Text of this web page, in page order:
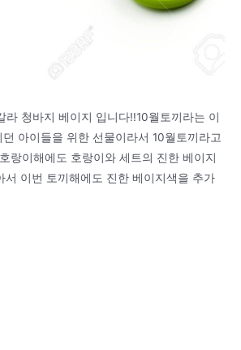
라 청바지 베이지 입니다!!10월토끼라는 이
아이들을 위한 선물이라서 10월토끼라고
랑이해에도 호랑이와 세트의 진한 베이지
서 이번 토끼해에도 진한 베이지색을 추가